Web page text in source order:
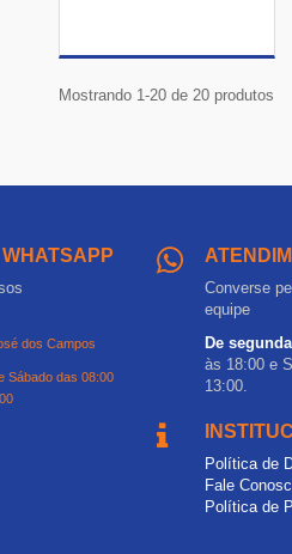
Mostrando 1-20 de 20 produtos
dos Campos
Sábado das 08:00
Converse
equipe
De
às 18:00 e
13:00.
Política de
Fale
Política de